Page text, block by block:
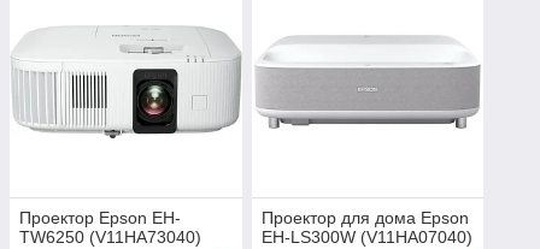
Проектор Epson EH-
TW6250 (V11HA73040)
Проектор для дома Epson
EH-LS300W (V11HA07040)